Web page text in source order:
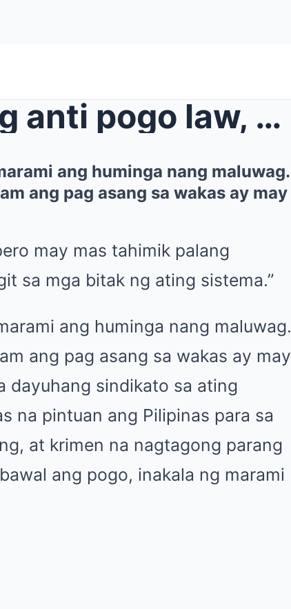
Noong ipinasa ang anti pogo law, marami ang huming...
ang huminga nang maluwag.
ang pag asang sa wakas ay may
may mas tahimik palang
sa mga bitak ng ating sistema.”
ang huminga nang maluwag.
ang pag asang sa wakas ay may
dayuhang sindikato sa ating
na pintuan ang Pilipinas para sa
at krimen na nagtagong parang
ang pogo, inakala ng marami